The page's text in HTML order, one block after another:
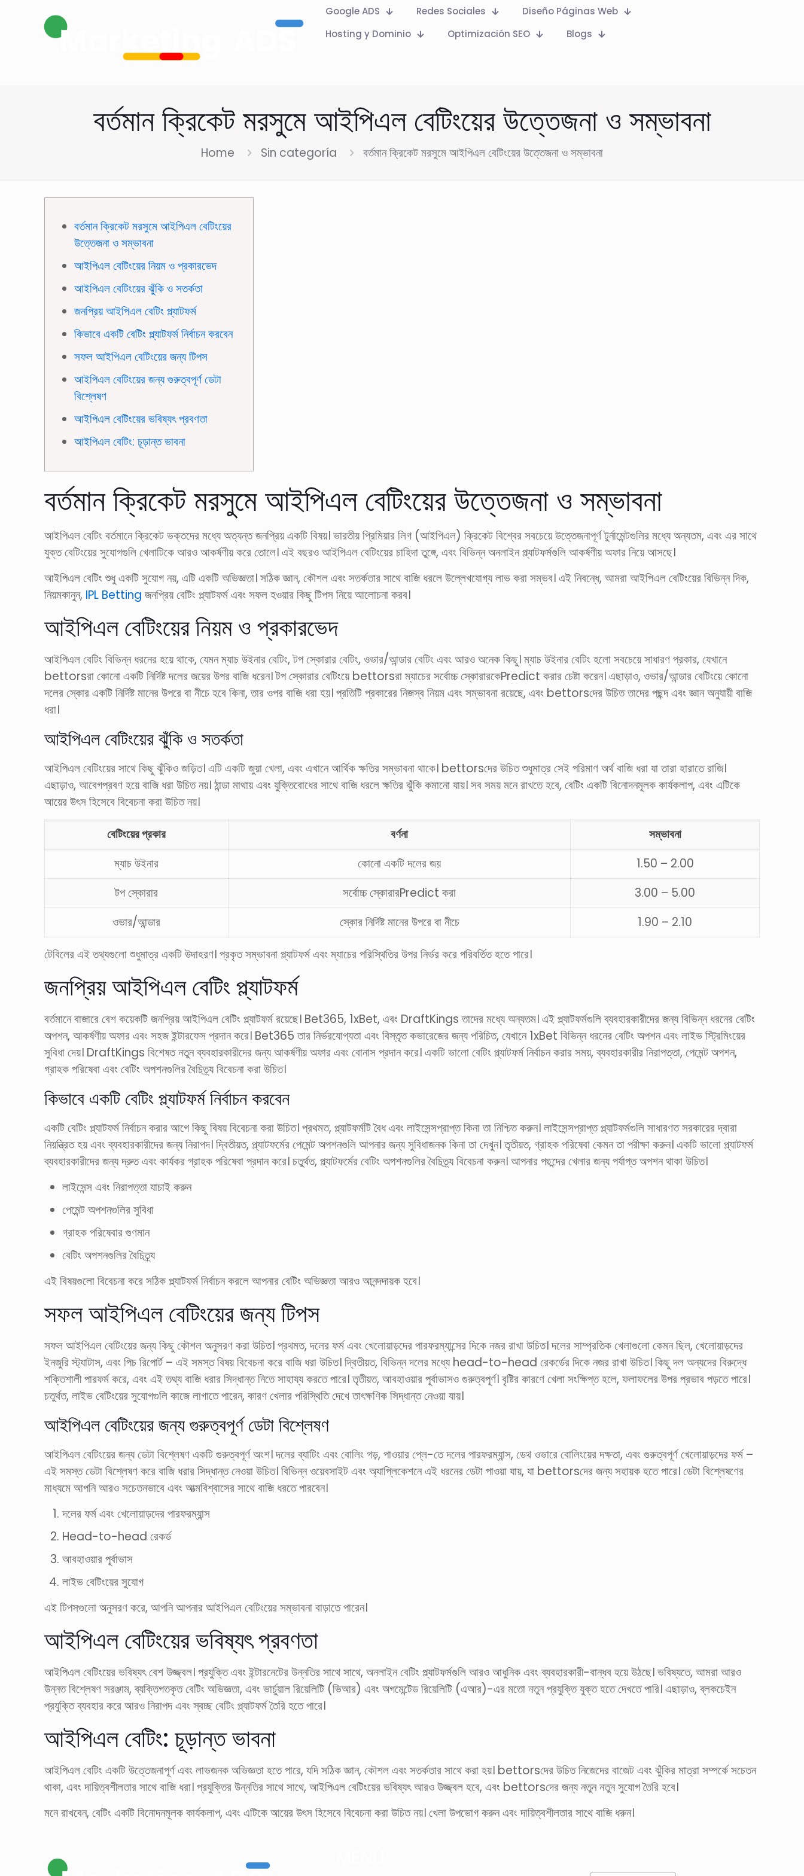
Google ADS Redes Sociales
Diseño Páginas Web
Hosting y Dominio
Optimización SEO Blogs
বর্তমান ক্রিকেট মরসুমে আইপিএল বেটিংয়ের উত্তেজনা ও সম্ভাবনা
Home Sin categoría বর্তমান ক্রিকেট মরসুমে আইপিএল বেটিংয়ের উত্তেজনা ও সম্ভাবনা
বর্তমান ক্রিকেট মরসুমে আইপিএল বেটিংয়ের
উত্তেজনা ও সম্ভাবনা
আইপিএল বেটিংয়ের নিয়ম ও প্রকারভেদ
আইপিএল বেটিংয়ের ঝুঁকি ও সতর্কতা
জনপ্রিয় আইপিএল বেটিং প্ল্যাটফর্ম
কিভাবে একটি বেটিং প্ল্যাটফর্ম নির্বাচন করবেন
সফল আইপিএল বেটিংয়ের জন্য টিপস
আইপিএল বেটিংয়ের জন্য গুরুত্বপূর্ণ ডেটা
বিশ্লেষণ
আইপিএল বেটিংয়ের ভবিষ্যৎ প্রবণতা
আইপিএল বেটিং: চূড়ান্ত ভাবনা
বর্তমান ক্রিকেট মরসুমে আইপিএল বেটিংয়ের উত্তেজনা ও সম্ভাবনা
আইপিএল বেটিং বর্তমানে ক্রিকেট ভক্তদের মধ্যে অত্যন্ত জনপ্রিয় একটি বিষয়। ভারতীয় প্রিমিয়ার লিগ (আইপিএল) ক্রিকেট বিশ্বের সবচেয়ে উত্তেজনাপূর্ণ টুর্নামেন্টগুলির মধ্যে অন্যতম, এবং এর সাথে
যুক্ত বেটিংয়ের সুযোগগুলি খেলাটিকে আরও আকর্ষণীয় করে তোলে। এই বছরও আইপিএল বেটিংয়ের চাহিদা তুঙ্গে, এবং বিভিন্ন অনলাইন প্ল্যাটফর্মগুলি আকর্ষণীয় অফার নিয়ে আসছে।
আইপিএল বেটিং শুধু একটি সুযোগ নয়, এটি একটি অভিজ্ঞতা। সঠিক জ্ঞান, কৌশল এবং সতর্কতার সাথে বাজি ধরলে উল্লেখযোগ্য লাভ করা সম্ভব। এই নিবন্ধে, আমরা আইপিএল বেটিংয়ের বিভিন্ন দিক,
নিয়মকানুন, IPL Betting জনপ্রিয় বেটিং প্ল্যাটফর্ম এবং সফল হওয়ার কিছু টিপস নিয়ে আলোচনা করব।
আইপিএল বেটিংয়ের নিয়ম ও প্রকারভেদ
আইপিএল বেটিং বিভিন্ন ধরনের হয়ে থাকে, যেমন ম্যাচ উইনার বেটিং, টপ স্কোরার বেটিং, ওভার/আন্ডার বেটিং এবং আরও অনেক কিছু। ম্যাচ উইনার বেটিং হলো সবচেয়ে সাধারণ প্রকার, যেখানে
bettorsরা কোনো একটি নির্দিষ্ট দলের জয়ের উপর বাজি ধরেন। টপ স্কোরার বেটিংয়ে bettorsরা ম্যাচের সর্বোচ্চ স্কোরারকেPredict করার চেষ্টা করেন। এছাড়াও, ওভার/আন্ডার বেটিংয়ে কোনো
দলের স্কোর একটি নির্দিষ্ট মানের উপরে বা নীচে হবে কিনা, তার ওপর বাজি ধরা হয়। প্রতিটি প্রকারের নিজস্ব নিয়ম এবং সম্ভাবনা রয়েছে, এবং bettorsদের উচিত তাদের পছন্দ এবং জ্ঞান অনুযায়ী বাজি
ধরা।
আইপিএল বেটিংয়ের ঝুঁকি ও সতর্কতা
আইপিএল বেটিংয়ের সাথে কিছু ঝুঁকিও জড়িত। এটি একটি জুয়া খেলা, এবং এখানে আর্থিক ক্ষতির সম্ভাবনা থাকে। bettorsদের উচিত শুধুমাত্র সেই পরিমাণ অর্থ বাজি ধরা যা তারা হারাতে রাজি।
এছাড়াও, আবেগপ্রবণ হয়ে বাজি ধরা উচিত নয়। ঠান্ডা মাথায় এবং যুক্তিবোধের সাথে বাজি ধরলে ক্ষতির ঝুঁকি কমানো যায়। সব সময় মনে রাখতে হবে, বেটিং একটি বিনোদনমূলক কার্যকলাপ, এবং এটিকে
আয়ের উৎস হিসেবে বিবেচনা করা উচিত নয়।
বেটিংয়ের প্রকার
বর্ণনা
সম্ভাবনা
ম্যাচ উইনার
কোনো একটি দলের জয়
1.50 – 2.00
টপ স্কোরার
সর্বোচ্চ স্কোরারPredict করা
3.00 – 5.00
ওভার/আন্ডার
স্কোর নির্দিষ্ট মানের উপরে বা নীচে
1.90 – 2.10
টেবিলের এই তথ্যগুলো শুধুমাত্র একটি উদাহরণ। প্রকৃত সম্ভাবনা প্ল্যাটফর্ম এবং ম্যাচের পরিস্থিতির উপর নির্ভর করে পরিবর্তিত হতে পারে।
জনপ্রিয় আইপিএল বেটিং প্ল্যাটফর্ম
বর্তমানে বাজারে বেশ কয়েকটি জনপ্রিয় আইপিএল বেটিং প্ল্যাটফর্ম রয়েছে। Bet365, 1xBet, এবং DraftKings তাদের মধ্যে অন্যতম। এই প্ল্যাটফর্মগুলি ব্যবহারকারীদের জন্য বিভিন্ন ধরনের বেটিং
অপশন, আকর্ষণীয় অফার এবং সহজ ইন্টারফেস প্রদান করে। Bet365 তার নির্ভরযোগ্যতা এবং বিস্তৃত কভারেজের জন্য পরিচিত, যেখানে 1xBet বিভিন্ন ধরনের বেটিং অপশন এবং লাইভ স্ট্রিমিংয়ের
সুবিধা দেয়। DraftKings বিশেষত নতুন ব্যবহারকারীদের জন্য আকর্ষণীয় অফার এবং বোনাস প্রদান করে। একটি ভালো বেটিং প্ল্যাটফর্ম নির্বাচন করার সময়, ব্যবহারকারীর নিরাপত্তা, পেমেন্ট অপশন,
গ্রাহক পরিষেবা এবং বেটিং অপশনগুলির বৈচিত্র্য বিবেচনা করা উচিত।
কিভাবে একটি বেটিং প্ল্যাটফর্ম নির্বাচন করবেন
একটি বেটিং প্ল্যাটফর্ম নির্বাচন করার আগে কিছু বিষয় বিবেচনা করা উচিত। প্রথমত, প্ল্যাটফর্মটি বৈধ এবং লাইসেন্সপ্রাপ্ত কিনা তা নিশ্চিত করুন। লাইসেন্সপ্রাপ্ত প্ল্যাটফর্মগুলি সাধারণত সরকারের দ্বারা
নিয়ন্ত্রিত হয় এবং ব্যবহারকারীদের জন্য নিরাপদ। দ্বিতীয়ত, প্ল্যাটফর্মের পেমেন্ট অপশনগুলি আপনার জন্য সুবিধাজনক কিনা তা দেখুন। তৃতীয়ত, গ্রাহক পরিষেবা কেমন তা পরীক্ষা করুন। একটি ভালো প্ল্যাটফর্ম
ব্যবহারকারীদের জন্য দ্রুত এবং কার্যকর গ্রাহক পরিষেবা প্রদান করে। চতুর্থত, প্ল্যাটফর্মের বেটিং অপশনগুলির বৈচিত্র্য বিবেচনা করুন। আপনার পছন্দের খেলার জন্য পর্যাপ্ত অপশন থাকা উচিত।
লাইসেন্স এবং নিরাপত্তা যাচাই করুন
পেমেন্ট অপশনগুলির সুবিধা
গ্রাহক পরিষেবার গুণমান
বেটিং অপশনগুলির বৈচিত্র্য
এই বিষয়গুলো বিবেচনা করে সঠিক প্ল্যাটফর্ম নির্বাচন করলে আপনার বেটিং অভিজ্ঞতা আরও আনন্দদায়ক হবে।
সফল আইপিএল বেটিংয়ের জন্য টিপস
সফল আইপিএল বেটিংয়ের জন্য কিছু কৌশল অনুসরণ করা উচিত। প্রথমত, দলের ফর্ম এবং খেলোয়াড়দের পারফরম্যান্সের দিকে নজর রাখা উচিত। দলের সাম্প্রতিক খেলাগুলো কেমন ছিল, খেলোয়াড়দের
ইনজুরি স্ট্যাটাস, এবং পিচ রিপোর্ট – এই সমস্ত বিষয় বিবেচনা করে বাজি ধরা উচিত। দ্বিতীয়ত, বিভিন্ন দলের মধ্যে head-to-head রেকর্ডের দিকে নজর রাখা উচিত। কিছু দল অন্যদের বিরুদ্ধে
শক্তিশালী পারফর্ম করে, এবং এই তথ্য বাজি ধরার সিদ্ধান্ত নিতে সাহায্য করতে পারে। তৃতীয়ত, আবহাওয়ার পূর্বাভাসও গুরুত্বপূর্ণ। বৃষ্টির কারণে খেলা সংক্ষিপ্ত হলে, ফলাফলের উপর প্রভাব পড়তে পারে।
চতুর্থত, লাইভ বেটিংয়ের সুযোগগুলি কাজে লাগাতে পারেন, কারণ খেলার পরিস্থিতি দেখে তাৎক্ষণিক সিদ্ধান্ত নেওয়া যায়।
আইপিএল বেটিংয়ের জন্য গুরুত্বপূর্ণ ডেটা বিশ্লেষণ
আইপিএল বেটিংয়ের জন্য ডেটা বিশ্লেষণ একটি গুরুত্বপূর্ণ অংশ। দলের ব্যাটিং এবং বোলিং গড়, পাওয়ার প্লে-তে দলের পারফরম্যান্স, ডেথ ওভারে বোলিংয়ের দক্ষতা, এবং গুরুত্বপূর্ণ খেলোয়াড়দের ফর্ম –
এই সমস্ত ডেটা বিশ্লেষণ করে বাজি ধরার সিদ্ধান্ত নেওয়া উচিত। বিভিন্ন ওয়েবসাইট এবং অ্যাপ্লিকেশনে এই ধরনের ডেটা পাওয়া যায়, যা bettorsদের জন্য সহায়ক হতে পারে। ডেটা বিশ্লেষণের
মাধ্যমে আপনি আরও সচেতনভাবে এবং আত্মবিশ্বাসের সাথে বাজি ধরতে পারবেন।
দলের ফর্ম এবং খেলোয়াড়দের পারফরম্যান্স
Head-to-head রেকর্ড
আবহাওয়ার পূর্বাভাস
লাইভ বেটিংয়ের সুযোগ
এই টিপসগুলো অনুসরণ করে, আপনি আপনার আইপিএল বেটিংয়ের সম্ভাবনা বাড়াতে পারেন।
আইপিএল বেটিংয়ের ভবিষ্যৎ প্রবণতা
আইপিএল বেটিংয়ের ভবিষ্যৎ বেশ উজ্জ্বল। প্রযুক্তি এবং ইন্টারনেটের উন্নতির সাথে সাথে, অনলাইন বেটিং প্ল্যাটফর্মগুলি আরও আধুনিক এবং ব্যবহারকারী-বান্ধব হয়ে উঠছে। ভবিষ্যতে, আমরা আরও
উন্নত বিশ্লেষণ সরঞ্জাম, ব্যক্তিগতকৃত বেটিং অভিজ্ঞতা, এবং ভার্চুয়াল রিয়েলিটি (ভিআর) এবং অগমেন্টেড রিয়েলিটি (এআর)-এর মতো নতুন প্রযুক্তি যুক্ত হতে দেখতে পারি। এছাড়াও, ব্লকচেইন
প্রযুক্তি ব্যবহার করে আরও নিরাপদ এবং স্বচ্ছ বেটিং প্ল্যাটফর্ম তৈরি হতে পারে।
আইপিএল বেটিং: চূড়ান্ত ভাবনা
আইপিএল বেটিং একটি উত্তেজনাপূর্ণ এবং লাভজনক অভিজ্ঞতা হতে পারে, যদি সঠিক জ্ঞান, কৌশল এবং সতর্কতার সাথে করা হয়। bettorsদের উচিত নিজেদের বাজেট এবং ঝুঁকির মাত্রা সম্পর্কে সচেতন
থাকা, এবং দায়িত্বশীলতার সাথে বাজি ধরা। প্রযুক্তির উন্নতির সাথে সাথে, আইপিএল বেটিংয়ের ভবিষ্যৎ আরও উজ্জ্বল হবে, এবং bettorsদের জন্য নতুন নতুন সুযোগ তৈরি হবে।
মনে রাখবেন, বেটিং একটি বিনোদনমূলক কার্যকলাপ, এবং এটিকে আয়ের উৎস হিসেবে বিবেচনা করা উচিত নয়। খেলা উপভোগ করুন এবং দায়িত্বশীলতার সাথে বাজি ধরুন।